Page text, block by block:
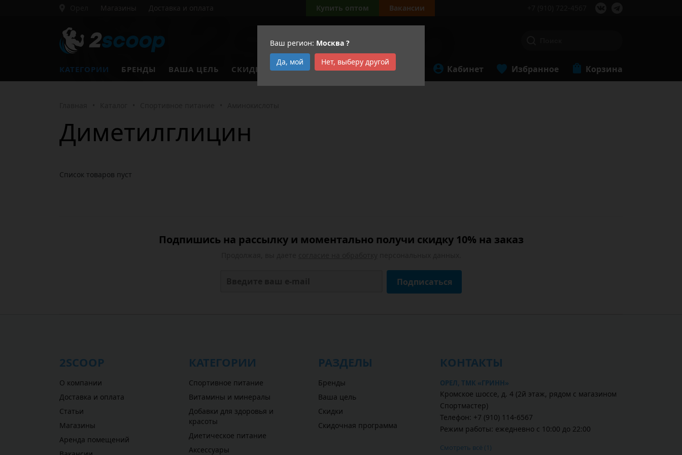
Ваш регион: Москва ?
Да, мой
Нет, выберу другой
Магазины Доставка и оплата Купить оптом Вакансии
КАТЕГОРИИ БРЕНДЫ ВАША ЦЕЛЬ СКИДКИ АКЦИИ Кабинет Избранное Корзина
Диметилглицин
Список товаров пуст
Подпишись на рассылку и моментально получи скидку 10% на заказ
Подписаться
2SCOOP
О компании
Доставка и оплата
Статьи
Магазины
Аренда помещений
КАТЕГОРИИ
Спортивное питание
Витамины и минералы
Добавки для здоровья и
красоты
Диетическое питание
Аксессуары
РАЗДЕЛЫ
Бренды
Ваша цель
Скидки
Скидочная программа
КОНТАКТЫ
ОРЕЛ, ТМК «ГРИНН»
Кромское шоссе, д. 4 (2й этаж, рядом с магазином
Спортмастер)
Телефон: +7 (910) 114-6567
Режим работы: ежедневно с 10:00 до 22:00
Смотреть всё (1)